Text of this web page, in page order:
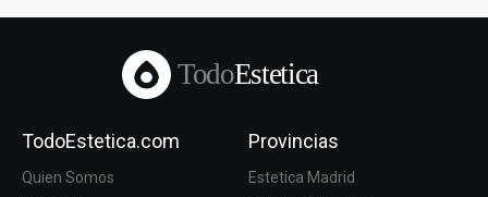
TodoEstetica
TodoEstetica.com
Quien Somos
Provincias
Estetica Madrid